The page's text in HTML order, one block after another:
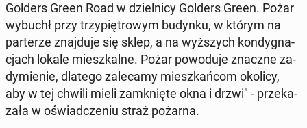
Golders Green Road w dziel­ni­cy Golders Green. Pożar
wybuchł przy trzy­pię­tro­wym budynku, w którym na
par­te­rze znaj­du­je się sklep, a na wyż­szych kon­dy­gna­
cjach lokale miesz­kal­ne. Pożar po­wo­du­je znaczne za­
dy­mie­nie, dlatego za­le­ca­my miesz­kań­com okolicy,
aby w tej chwili mieli za­mknię­te okna i drzwi" - prze­ka­
za­ła w oświad­cze­niu straż pożarna.